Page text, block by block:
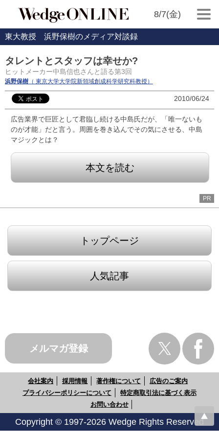
8/7(金)
東大教授 浜野保樹のメディア対談録
タレントとスタッフは幸せか?
ヒットメーカー中島信也さんと語る第3回
浜野保樹 （ 東京大学大学院新領域創成科学研究科教授）
2010/06/24
広告業界で巨匠として君臨し続ける中島氏だが、「唯一ないも
のが才能」だと言う。周囲を巻き込んでその気にさせる、中島
マジックとは？
本文を読む
PR
トップページ
人気記事
メルマガ登録
会社案内 採用情報 著作権について
広告のご案内
プライバシーポリシーについて
特定商取引法に基づく表示
お問い合わせ
Copyright © 1997-2026 Wedge Rights Reserved